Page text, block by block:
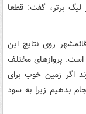
برتر، گفت: قطعا
روی نتایج این
پروازهای مختلف
اگر زمین خوب برای
بدهیم زیرا به سود